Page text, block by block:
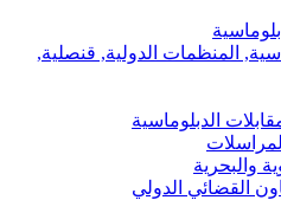
المنظمات الدولية, قنصلية,
الدبلوماسية
والبحرية
القضائي الدولي